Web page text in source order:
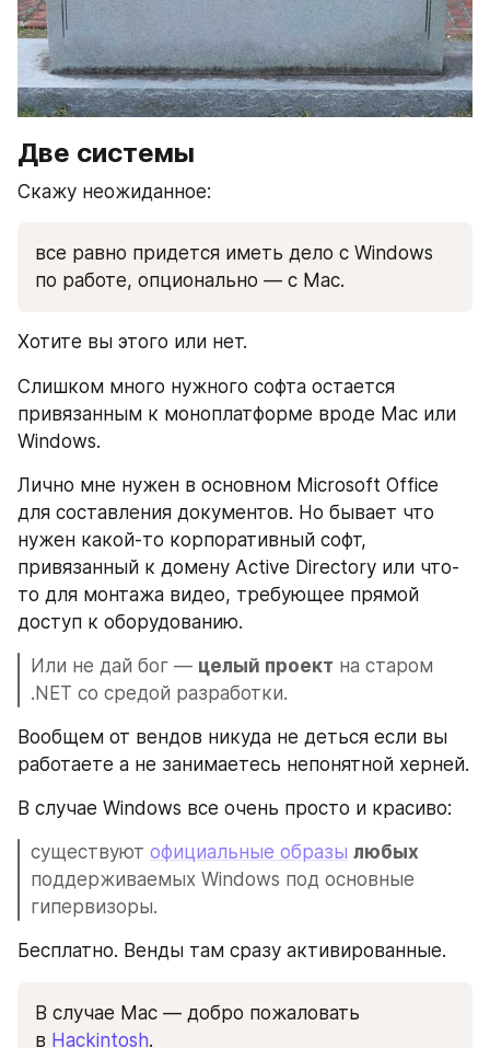
Две системы
Скажу неожиданное:
все равно придется иметь дело с Windows
по работе, опционально — с Mac.
Хотите вы этого или нет.
Cлишком много нужного софта остается
привязанным к моноплатформе вроде Mac или
Windows.
Лично мне нужен в основном Microsoft Office
для составления документов. Но бывает что
нужен какой-то корпоративный софт,
привязанный к домену Active Directory или что-
то для монтажа видео, требующее прямой
доступ к оборудованию.
Или не дай бог — целый проект на старом
.NET со средой разработки.
Вообщем от вендов никуда не деться если вы
работаете а не занимаетесь непонятной херней.
В случае Windows все очень просто и красиво:
существуют официальные образы любых
поддерживаемых Windows под основные
гипервизоры.
Бесплатно. Венды там сразу активированные.
В случае Mac — добро пожаловать
в Hackintosh.